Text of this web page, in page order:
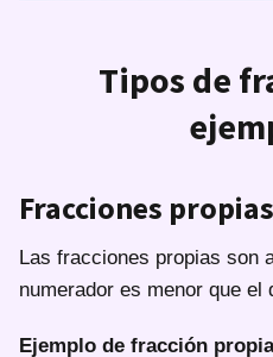
Tipos de
Fracciones
Las fracciones propias son
numerador es menor que el
Ejemplo de fracción